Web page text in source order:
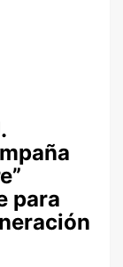
para